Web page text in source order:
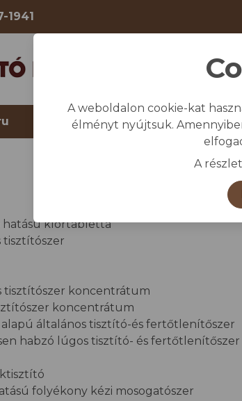
1941
Telep higiénia Védő-
Letölthető
klórtabletta
tisztítószer
tisztítószer koncentrátum
koncentrátum
általános tisztító-és fertőtlenítőszer
habzó lúgos tisztító- és
folyékony kézi mosogatószer
A weboldalon cookie-kat
élményt nyújtsuk.
A